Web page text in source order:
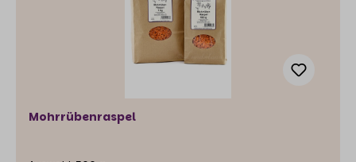
Mohrrübenraspel